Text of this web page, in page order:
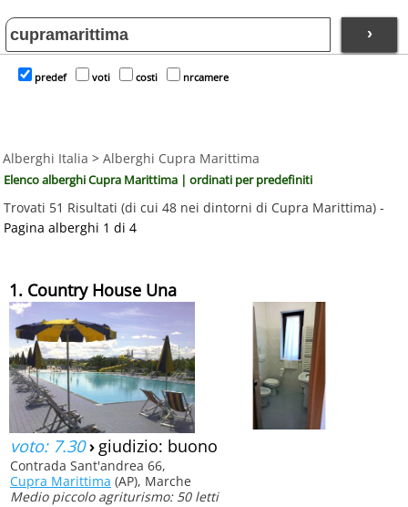
›
predef voti costi nrcamere
Alberghi Italia > Alberghi Cupra Marittima
Elenco alberghi Cupra Marittima | ordinati per predefiniti
Trovati 51 Risultati (di cui 48 nei dintorni di Cupra Marittima) -
Pagina alberghi 1 di 4
1. Country House Una
voto: 7.30› giudizio: buono
Contrada Sant'andrea 66,
Cupra Marittima (AP), Marche
Medio piccolo agriturismo: 50 letti